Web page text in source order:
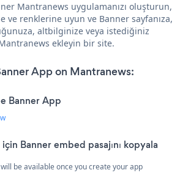
Mantranews uygulamanızı oluşturun,
ve renklerine uyun ve Banner sayfanıza,
altbilginize veya istediğiniz
ekleyin bir site.
App on Mantranews:
Banner App
Banner embed pasajını kopyala
be available once you create your app